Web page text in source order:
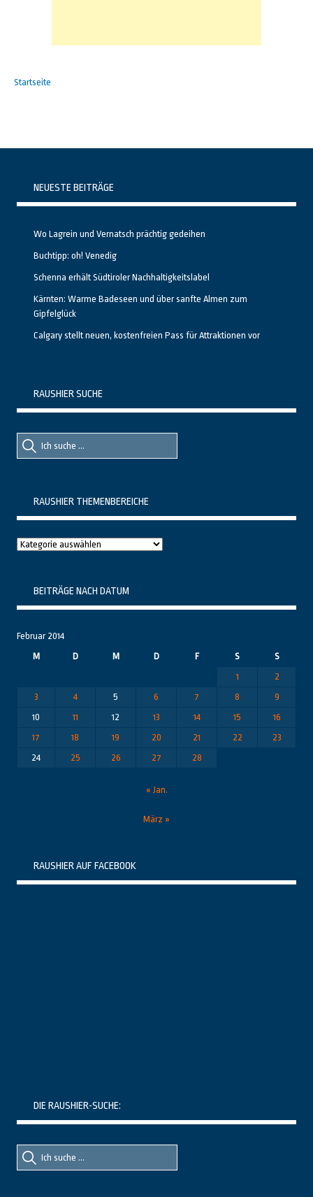
Startseite
NEUESTE BEITRÄGE
Wo Lagrein und Vernatsch prächtig gedeihen
Buchtipp: oh! Venedig
Schenna erhält Südtiroler Nachhaltigkeitslabel
Kärnten: Warme Badeseen und über sanfte Almen zum
Gipfelglück
Calgary stellt neuen, kostenfreien Pass für Attraktionen vor
RAUSHIER SUCHE
Suche
nach::
Suche
nach:
RAUSHIER THEMENBEREICHE
Raushier
BEITRÄGE NACH DATUM
Februar 2014
M
D M D F S
S
1
2
3
4 5 6 7 8
9
10
11 12 13 14 15
16
17
18 19 20 21 22
23
24
25 26 27 28
« Jan.
März »
RAUSHIER AUF FACEBOOK
DIE RAUSHIER-SUCHE:
Suche
nach::
Suche
nach: